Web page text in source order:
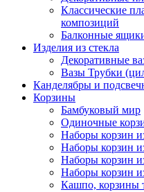
Классические
композиций
Балконные
Изделия из стекла
Декоративные
Вазы Трубки
Канделябры и
Корзины
Бамбуковый мир
Одиночные
Наборы корзин
Наборы корзин
Наборы корзин
Наборы корзин
Кашпо, корзины